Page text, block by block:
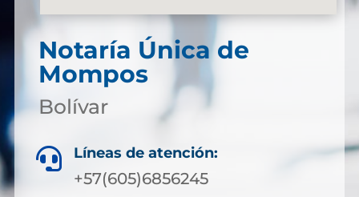
Notaría Única de
Mompos
Bolívar
 Líneas de atención:
+57(605)6856245